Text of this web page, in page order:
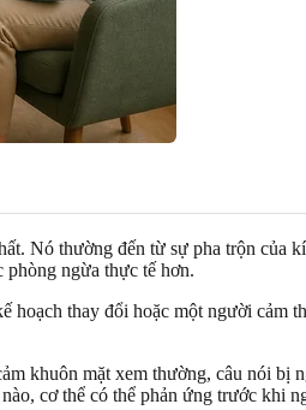
Nó thường đến từ sự pha trộn
phòng ngừa thực tế hơn.
thay đổi hoặc một người
khuôn mặt xem thường, câu nói
cơ thể có thể phản ứng trước khi